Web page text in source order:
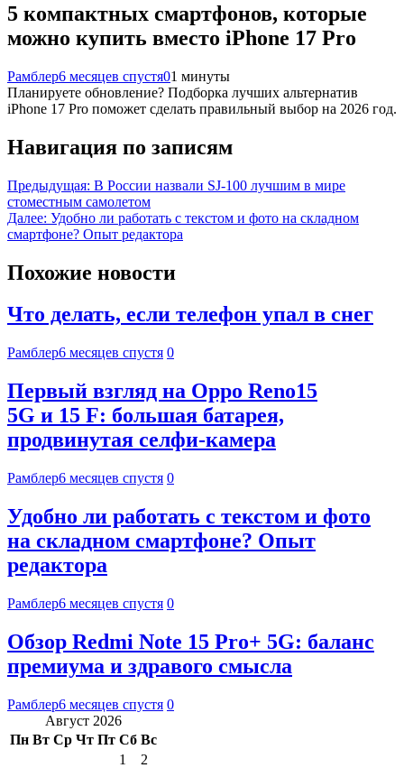
5 компактных смартфонов, которые
можно купить вместо iPhone 17 Pro
Рамблер6 месяцев спустя01 минуты
Планируете обновление? Подборка лучших альтернатив
iPhone 17 Pro поможет сделать правильный выбор на 2026 год.
Навигация по записям
Предыдущая: В России назвали SJ-100 лучшим в мире
стоместным самолетом
Далее: Удобно ли работать с текстом и фото на складном
смартфоне? Опыт редактора
Похожие новости
Что делать, если телефон упал в снег
Рамблер6 месяцев спустя 0
Первый взгляд на Oppo Reno15
5G и 15 F: большая батарея,
продвинутая селфи-камера
Рамблер6 месяцев спустя 0
Удобно ли работать с текстом и фото
на складном смартфоне? Опыт
редактора
Рамблер6 месяцев спустя 0
Обзор Redmi Note 15 Pro+ 5G: баланс
премиума и здравого смысла
Рамблер6 месяцев спустя 0
Август 2026
Пн Вт Ср Чт Пт Сб Вс
1
2